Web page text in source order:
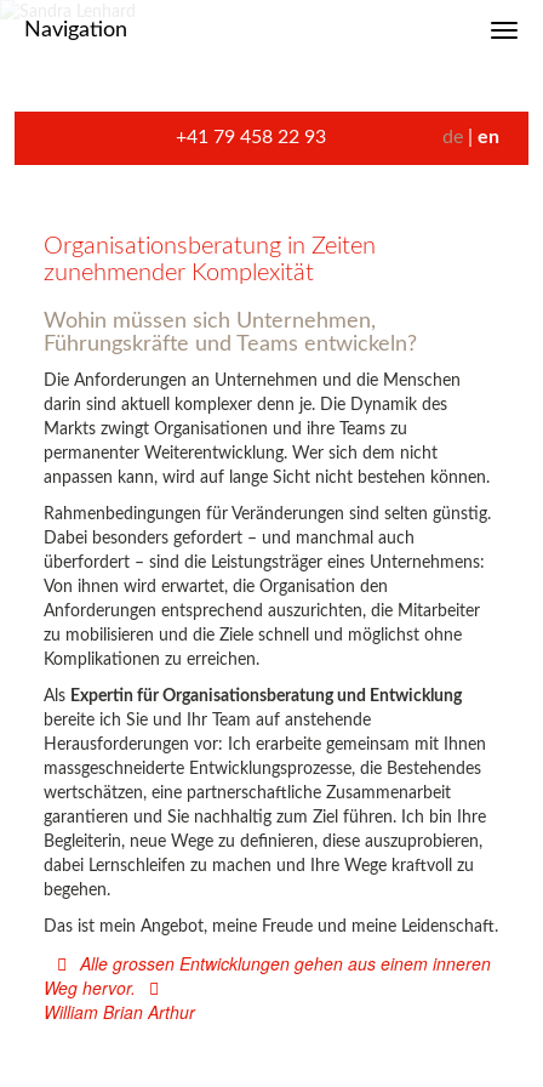
Navigation
+41 79 458 22 93 de en
Organisationsberatung in Zeiten
zunehmender Komplexität
Wohin müssen sich Unternehmen,
Führungskräfte und Teams entwickeln?
Die Anforderungen an Unternehmen und die Menschen
darin sind aktuell komplexer denn je. Die Dynamik des
Markts zwingt Organisationen und ihre Teams zu
permanenter Weiterentwicklung. Wer sich dem nicht
anpassen kann, wird auf lange Sicht nicht bestehen können.
Rahmenbedingungen für Veränderungen sind selten günstig.
Dabei besonders gefordert – und manchmal auch
überfordert – sind die Leistungsträger eines Unternehmens:
Von ihnen wird erwartet, die Organisation den
Anforderungen entsprechend auszurichten, die Mitarbeiter
zu mobilisieren und die Ziele schnell und möglichst ohne
Komplikationen zu erreichen.
Als Expertin für Organisationsberatung und Entwicklung
bereite ich Sie und Ihr Team auf anstehende
Herausforderungen vor: Ich erarbeite gemeinsam mit Ihnen
massgeschneiderte Entwicklungsprozesse, die Bestehendes
wertschätzen, eine partnerschaftliche Zusammenarbeit
garantieren und Sie nachhaltig zum Ziel führen. Ich bin Ihre
Begleiterin, neue Wege zu definieren, diese auszuprobieren,
dabei Lernschleifen zu machen und Ihre Wege kraftvoll zu
begehen.
Das ist mein Angebot, meine Freude und meine Leidenschaft.
Alle grossen Entwicklungen gehen aus einem inneren
Weg hervor.
William Brian Arthur